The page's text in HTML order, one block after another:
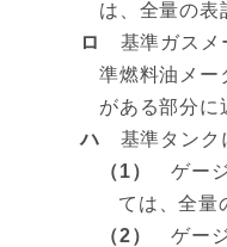
は、全量の表
ロ
基準ガスメ
準燃料油メー
がある部分に
ハ 基準タンク
（1）
ゲー
ては、全量
（2）
ゲー